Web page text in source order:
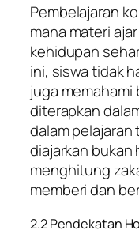
Pembelajaran
mana materi
kehidupan
ini, siswa tidak
juga memahami
diterapkan
dalam
diajarkan
menghitung
memberi dan
2.2 Pendekatan